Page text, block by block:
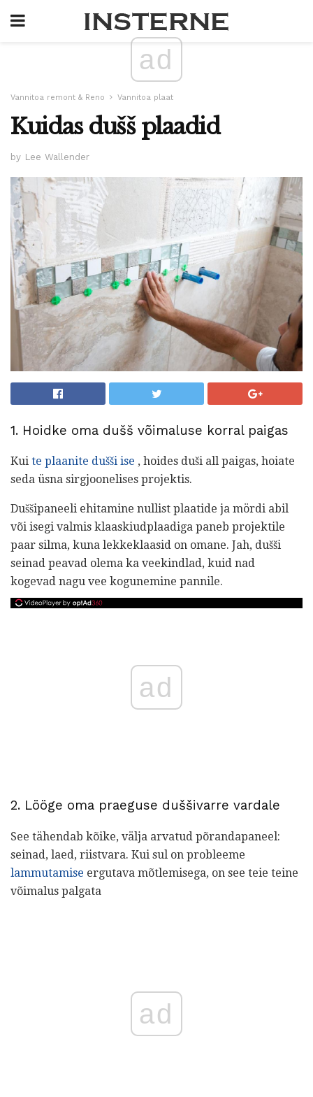
ad
Vannitoa remont & Reno Vannitoa plaat
Kuidas dušš plaadid
by Lee Wallender
1. Hoidke oma dušš võimaluse korral paigas
Kui te plaanite dušši ise , hoides duši all paigas, hoiate
seda üsna sirgjoonelises projektis.
Duššipaneeli ehitamine nullist plaatide ja mördi abil
või isegi valmis klaaskiudplaadiga paneb projektile
paar silma, kuna lekkeklaasid on omane. Jah, dušši
seinad peavad olema ka veekindlad, kuid nad
kogevad nagu vee kogunemine pannile.
ad
2. Lööge oma praeguse duššivarre vardale
See tähendab kõike, välja arvatud põrandapaneel:
seinad, laed, riistvara. Kui sul on probleeme
lammutamise ergutava mõtlemisega, on see teie teine ​​
võimalus palgata
ad